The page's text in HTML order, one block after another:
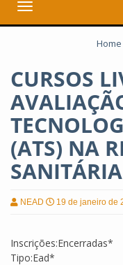
Toggle
navigation
Home
CURSOS
(ATS) NA
NEAD 19 de janeiro de
Inscrições:Encerradas*
Tipo:Ead*